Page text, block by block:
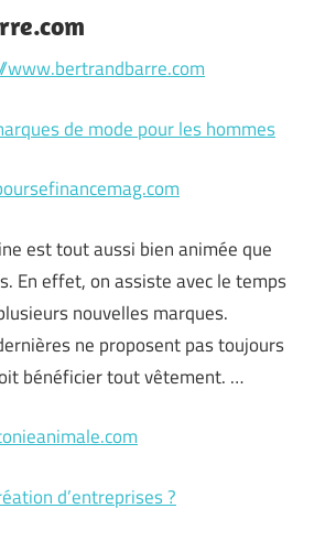
www.bertrandbarre.com
de mode pour les hommes
est tout aussi bien animée que
En effet, on assiste avec le temps
nouvelles marques.
ne proposent pas toujours
bénéficier tout vêtement. …
d’entreprises ?